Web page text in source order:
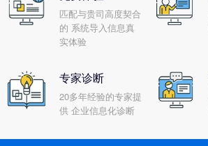
匹配与贵司高度契合
的 系统导入信息真
实体验
专家诊断
20多年经验的专家提
供 企业信息化诊断